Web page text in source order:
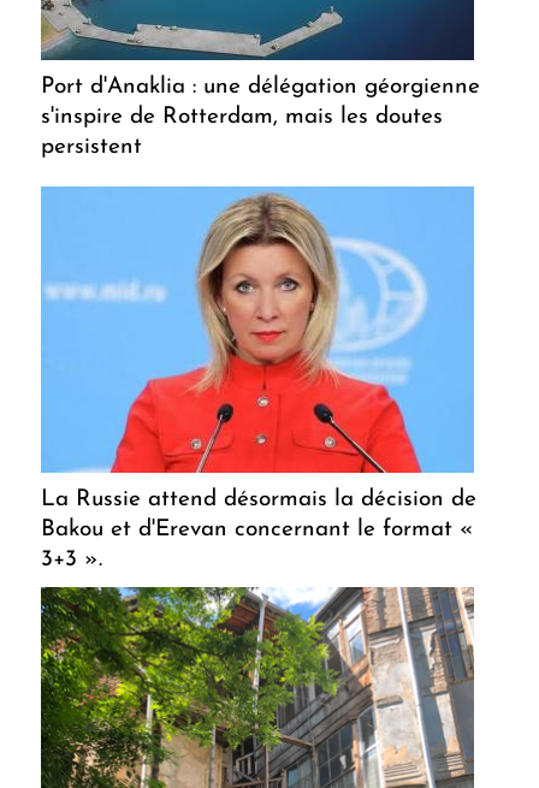
Port d'Anaklia : une délégation géorgienne
s'inspire de Rotterdam, mais les doutes
persistent
La Russie attend désormais la décision de
Bakou et d'Erevan concernant le format «
3+3 ».